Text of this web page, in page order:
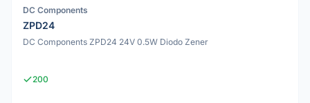
DC Components
ZPD24
DC Components ZPD24 24V 0.5W Diodo Zener
200